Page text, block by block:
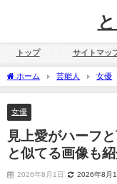
トップ サイトマッ
ホーム 芸能人 女優
似てる画像も紹介!
女優
見上愛がハーフ
と似てる画像も
2026年8月1日 2026年8月1